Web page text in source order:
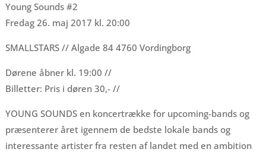
Young Sounds #2
Fredag 26. maj 2017 kl. 20:00
SMALLSTARS // Algade 84 4760 Vordingborg
Dørene åbner kl. 19:00 //
Billetter: Pris i døren 30,- //
YOUNG SOUNDS en koncertrække for upcoming-bands og
præsenterer året igennem de bedste lokale bands og
interessante artister fra resten af landet med en ambition